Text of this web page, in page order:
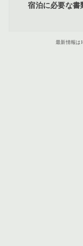
宿泊に必要な書
最新情報は